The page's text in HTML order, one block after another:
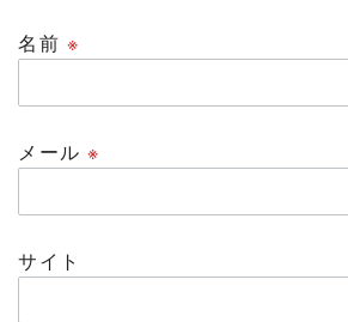
名前 ※
メール※
サイト